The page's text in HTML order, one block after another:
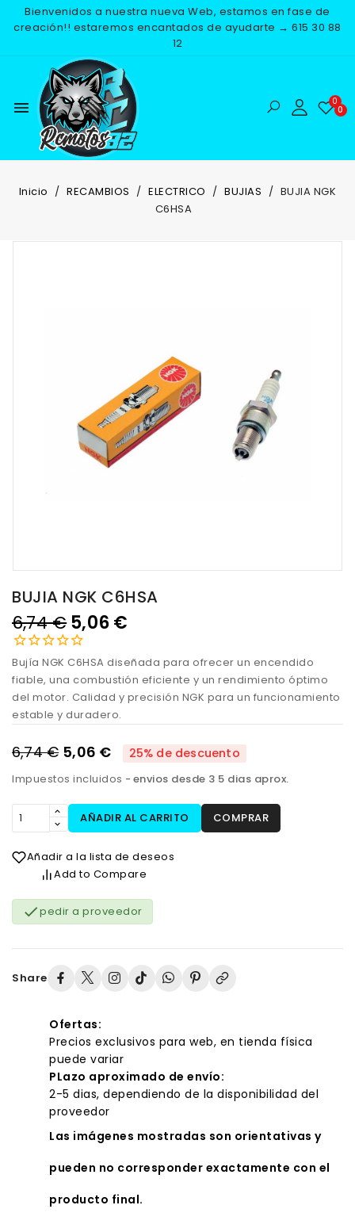
Bienvenidos a nuestra nueva Web, estamos en fase de
creación!! estaremos encantados de ayudarte → 615 30 88
12
menu
Inicio RECAMBIOS ELECTRICO BUJIAS
BUJIA NGK
C6HSA
BUJIA NGK C6HSA
6,74 €5,06 €
Bujía NGK C6HSA diseñada para ofrecer un encendido
fiable, una combustión eficiente y un rendimiento óptimo
del motor. Calidad y precisión NGK para un funcionamiento
estable y duradero.
6,74 € 5,06 € 25% de descuento
Impuestos incluidos envios desde 3 5 dias aprox.
AÑADIR AL CARRITO COMPRAR
Añadir a la lista de deseos
Add to Compare
pedir a proveedor
Share
Ofertas:
Precios exclusivos para web, en tienda física
puede variar
PLazo aproximado de envío:
2-5 dias, dependiendo de la disponibilidad del
proveedor
Las imágenes mostradas son orientativas y
pueden no corresponder exactamente con el
producto final.